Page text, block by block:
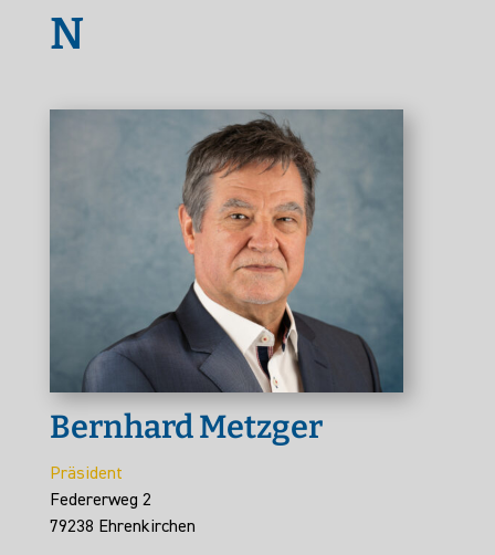
N
Bernhard Metzger
Präsident
Federerweg 2
79238 Ehrenkirchen